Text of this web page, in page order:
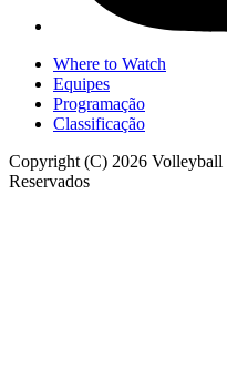
Where to Watch
Equipes
Programação
Classificação
Copyright (C) 2026 Volleyball
Reservados